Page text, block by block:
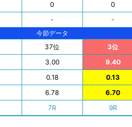
0 0
- -
今節データ
37位 3位
3.00 9.40
0.18 0.13
6.78 6.70
7R 9R